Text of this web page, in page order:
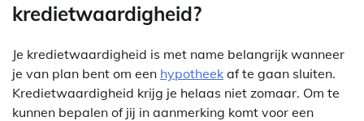
kredietwaardigheid?
Je kredietwaardigheid is met name belangrijk wanneer
je van plan bent om een hypotheek af te gaan sluiten.
Kredietwaardigheid krijg je helaas niet zomaar. Om te
kunnen bepalen of jij in aanmerking komt voor een